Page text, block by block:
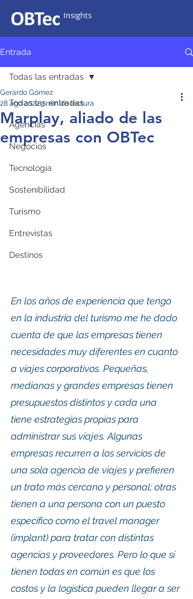
Insights
Entrada
Todas las entradas
Agencias
Negocios
Tecnología
Sostenibilidad
Turismo
Entrevistas
Destinos
Todas las entradas
Marplay, aliado de las
empresas con OBTec
Gerardo Gómez
28 ago 20223 min de lectura
En los años de experiencia que tengo
en la industria del turismo me he dado
cuenta de que las empresas tienen
necesidades muy diferentes en cuanto
a viajes corporativos. Pequeñas,
medianas y grandes empresas tienen
presupuestos distintos y cada una
tiene estrategias propias para
administrar sus viajes. Algunas
empresas recurren a los servicios de
una sola agencia de viajes y prefieren
un trato más cercano y personal; otras
tienen a una persona con un puesto
específico como el travel manager
(implant) para tratar con distintas
agencias y proveedores. Pero lo que sí
tienen todas en común es que los
costos y la logística pueden llegar a ser